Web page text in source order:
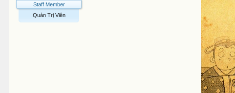
Staff Member
Quản Trị Viên